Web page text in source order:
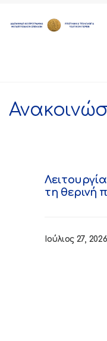
τη θερινή
Ιούλιος 27, 2026